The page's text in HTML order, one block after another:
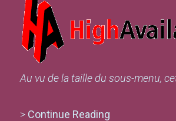
Au vu de la taille du sous-menu,
> Continue Reading